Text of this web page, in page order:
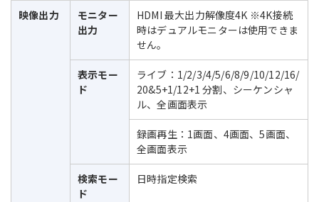
映像出力
モニター
出力
HDMI 最大出力解像度4K ※4K接続
時はデュアルモニターは使用できま
せん。
表示モー
ド
ライブ：1/2/3/4/5/6/8/9/10/12/16/
20&5+1/12+1 分割、シーケンシャ
ル、全画面表示
録画再生：1画面、4画面、5画面、
全画面表示
検索モー
ド
日時指定検索